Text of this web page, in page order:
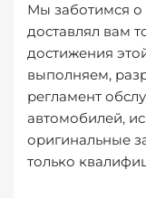
Мы заботимся о
доставлял вам
достижения
выполняем,
регламент
автомобилей,
оригинальные
только